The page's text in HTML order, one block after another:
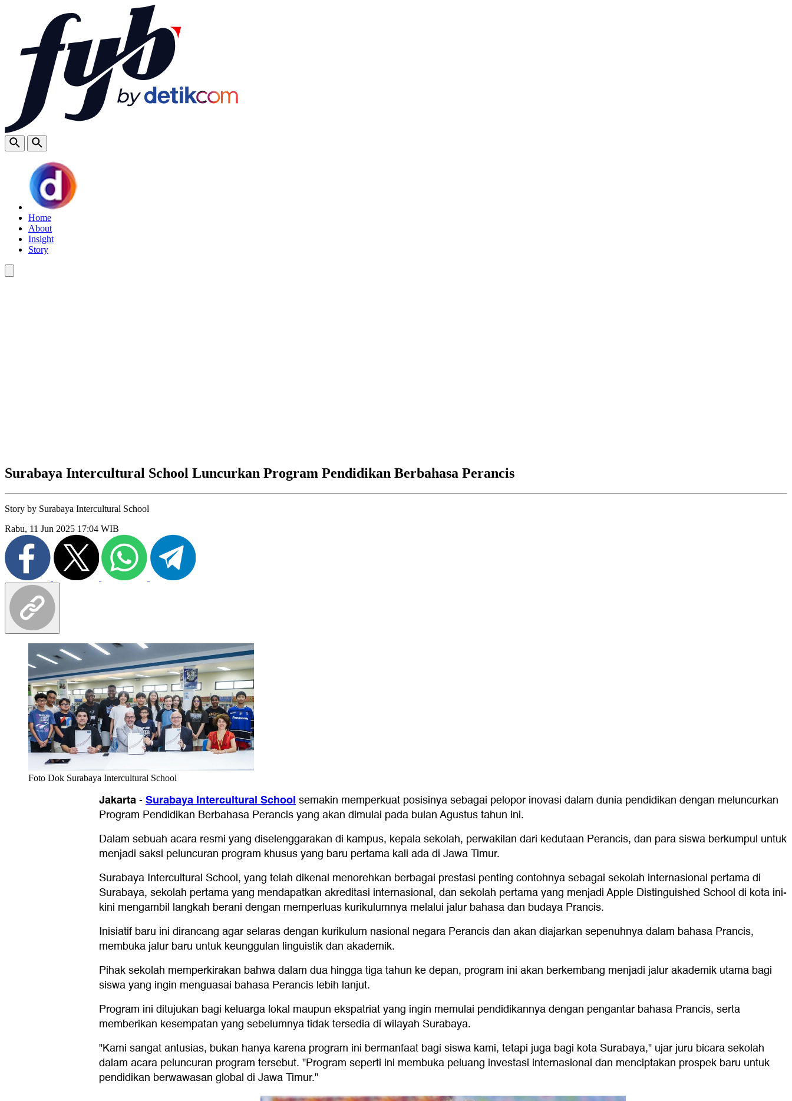
Home
About
Insight
Story
Surabaya Intercultural School Luncurkan Program Pendidikan Berbahasa Perancis
Story by Surabaya Intercultural School
Rabu, 11 Jun 2025 17:04 WIB
Foto Dok Surabaya Intercultural School
Jakarta-Surabaya Intercultural Schoolsemakin memperkuat posisinya sebagai pelopor inovasi dalam dunia pendidikan dengan meluncurkan
Program Pendidikan Berbahasa Perancis yang akan dimulai pada bulan Agustus tahun ini.
Dalam sebuah acara resmi yang diselenggarakan di kampus, kepala sekolah, perwakilan dari kedutaan Perancis, dan para siswa berkumpul untuk
menjadi saksi peluncuran program khusus yang baru pertama kali ada di Jawa Timur.
Surabaya Intercultural School, yang telah dikenal menorehkan berbagai prestasi penting contohnya sebagai sekolah internasional pertama di
Surabaya, sekolah pertama yang mendapatkan akreditasi internasional, dan sekolah pertama yang menjadi Apple Distinguished School di kota ini-
kini mengambil langkah berani dengan memperluas kurikulumnya melalui jalur bahasa dan budaya Prancis.
Inisiatif baru ini dirancang agar selaras dengan kurikulum nasional negara Perancis dan akan diajarkan sepenuhnya dalam bahasa Prancis,
membuka jalur baru untuk keunggulan linguistik dan akademik.
Pihak sekolah memperkirakan bahwa dalam dua hingga tiga tahun ke depan, program ini akan berkembang menjadi jalur akademik utama bagi
siswa yang ingin menguasai bahasa Perancis lebih lanjut.
Program ini ditujukan bagi keluarga lokal maupun ekspatriat yang ingin memulai pendidikannya dengan pengantar bahasa Prancis, serta
memberikan kesempatan yang sebelumnya tidak tersedia di wilayah Surabaya.
"Kami sangat antusias, bukan hanya karena program ini bermanfaat bagi siswa kami, tetapi juga bagi kota Surabaya," ujar juru bicara sekolah
dalam acara peluncuran program tersebut. "Program seperti ini membuka peluang investasi internasional dan menciptakan prospek baru untuk
pendidikan berwawasan global di Jawa Timur."